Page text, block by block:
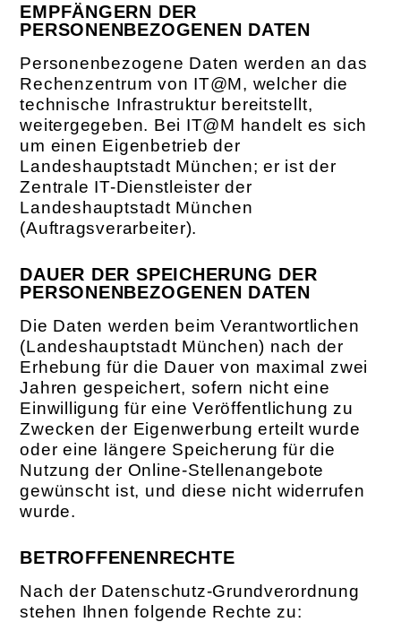
EMPFÄNGERN DER
PERSONENBEZOGENEN DATEN
Personenbezogene Daten werden an das
Rechenzentrum von IT@M, welcher die
technische Infrastruktur bereitstellt,
weitergegeben. Bei IT@M handelt es sich
um einen Eigenbetrieb der
Landeshauptstadt München; er ist der
Zentrale IT-Dienstleister der
Landeshauptstadt München
(Auftragsverarbeiter).
DAUER DER SPEICHERUNG DER
PERSONENBEZOGENEN DATEN
Die Daten werden beim Verantwortlichen
(Landeshauptstadt München) nach der
Erhebung für die Dauer von maximal zwei
Jahren gespeichert, sofern nicht eine
Einwilligung für eine Veröffentlichung zu
Zwecken der Eigenwerbung erteilt wurde
oder eine längere Speicherung für die
Nutzung der Online-Stellenangebote
gewünscht ist, und diese nicht widerrufen
wurde.
BETROFFENENRECHTE
Nach der Datenschutz-Grundverordnung
stehen Ihnen folgende Rechte zu: